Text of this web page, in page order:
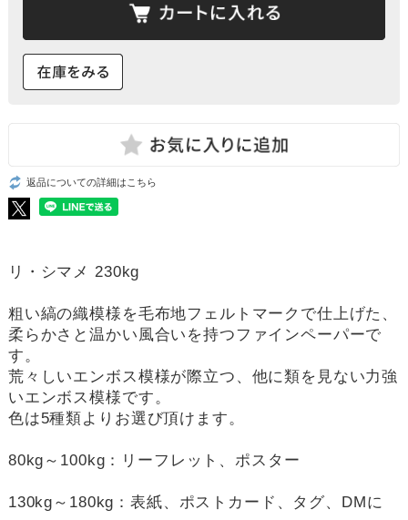
返品についての詳細はこちら
リ・シマメ 230kg
粗い縞の織模様を毛布地フェルトマークで仕上げた、
柔らかさと温かい風合いを持つファインペーパーで
す。
荒々しいエンボス模様が際立つ、他に類を見ない力強
いエンボス模様です。
色は5種類よりお選び頂けます。
80kg～100kg：リーフレット、ポスター
130kg～180kg：表紙、ポストカード、タグ、DMに